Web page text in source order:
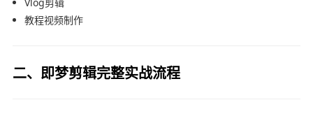
教程视频制作
二、即梦剪辑完整实战流程